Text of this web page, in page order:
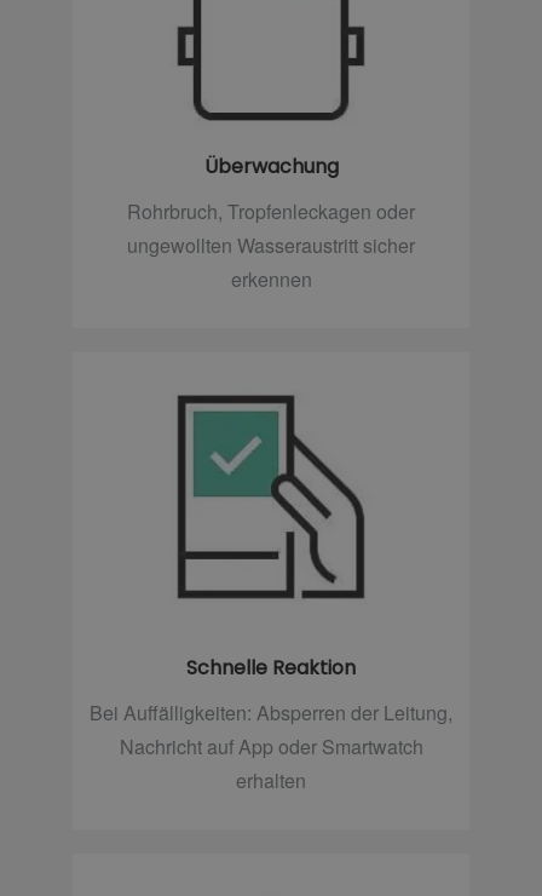
Überwachung
Rohrbruch, Tropfenleckagen oder
ungewollten Wasseraustritt sicher
erkennen
Schnelle Reaktion
Bei Auffälligkeiten: Absperren der Leitung,
Nachricht auf App oder Smartwatch
erhalten